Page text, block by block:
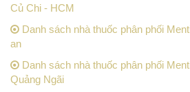
Củ Chi - HCM
Danh sách nhà thuốc phân phối
an
Danh sách nhà thuốc phân phối
Quảng Ngãi